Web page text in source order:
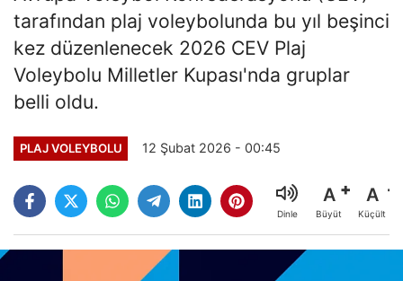
tarafından plaj voleybolunda bu yıl beşinci
kez düzenlenecek 2026 CEV Plaj
Voleybolu Milletler Kupası'nda gruplar
belli oldu.
PLAJ VOLEYBOLU 12 Şubat 2026 - 00:45
Dinle
A
Büyüt
A
Küçült